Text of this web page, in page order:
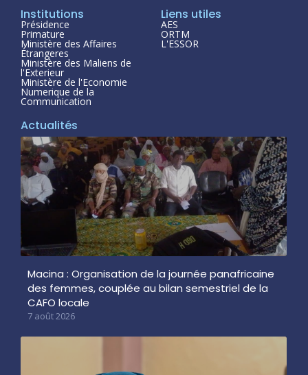
Institutions
Présidence
Primature
Ministère des Affaires
Étrangeres
Ministère des Maliens de
l'Exterieur
Ministère de l'Economie
Numerique de la
Communication
Liens utiles
AES
ORTM
L'ESSOR
Actualités
Macina : Organisation de la journée panafricaine
des femmes, couplée au bilan semestriel de la
CAFO locale
7 août 2026